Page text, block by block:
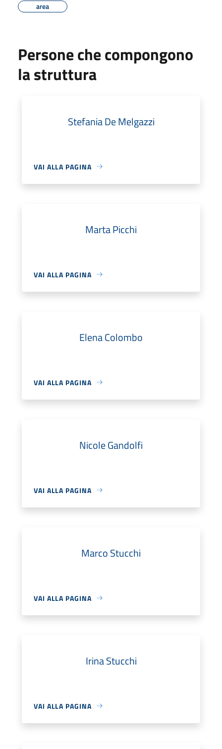
area
Persone che compongono
la struttura
Stefania De Melgazzi
VAI ALLA PAGINA
Marta Picchi
VAI ALLA PAGINA
Elena Colombo
VAI ALLA PAGINA
Nicole Gandolfi
VAI ALLA PAGINA
Marco Stucchi
VAI ALLA PAGINA
Irina Stucchi
VAI ALLA PAGINA